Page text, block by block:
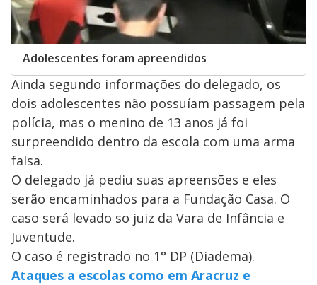
Adolescentes foram apreendidos
Ainda segundo informações do delegado, os
dois adolescentes não possuíam passagem pela
polícia, mas o menino de 13 anos já foi
surpreendido dentro da escola com uma arma
falsa.
O delegado já pediu suas apreensões e eles
serão encaminhados para a Fundação Casa. O
caso será levado so juiz da Vara de Infância e
Juventude.
O caso é registrado no 1° DP (Diadema).
Ataques a escolas como em Aracruz e